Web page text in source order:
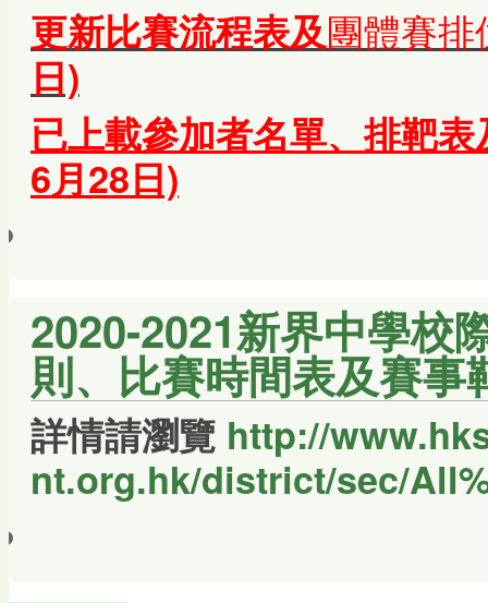
更新比賽流程表及團體賽
日)
已上載參加者名單、排靶
6月28日)
2020-2021新界中學校
則、比賽時間表及賽事
詳情請瀏覽 http://
nt.org.hk/district/sec/